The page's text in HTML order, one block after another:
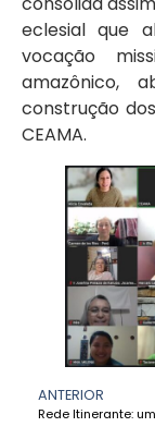
eclesial que
vocação
amazônico,
construção
CEAMA.
ANTERIOR